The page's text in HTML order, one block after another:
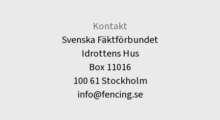
Kontakt
Svenska Fäktförbundet
Idrottens Hus
Box 11016
100 61 Stockholm
info@fencing.se